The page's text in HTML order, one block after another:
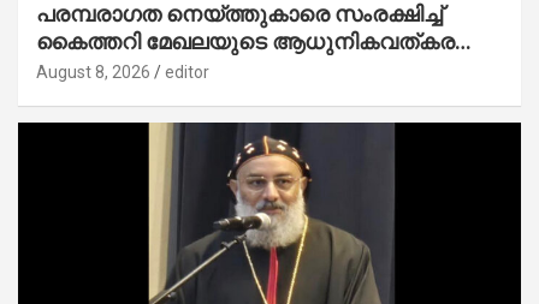
പരമ്പരാഗത നെയ്ത്തുകാരെ സംരക്ഷിച്ച്
കൈത്തറി മേഖലയുടെ ആധുനികവത്കരണം
സാധ്യമാക്കും : ഡെപ്യൂട്ടി സ്പീക്കർ
August 8, 2026 editor